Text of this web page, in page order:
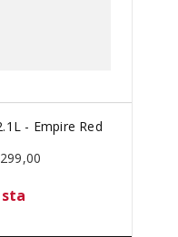
- Empire Red
299,00